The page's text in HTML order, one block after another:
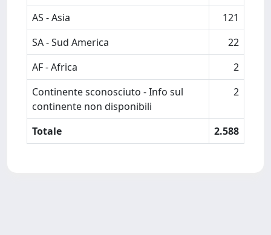
AS - Asia
121
SA - Sud America
22
AF - Africa
2
Continente sconosciuto - Info sul
continente non disponibili
2
Totale 2.588